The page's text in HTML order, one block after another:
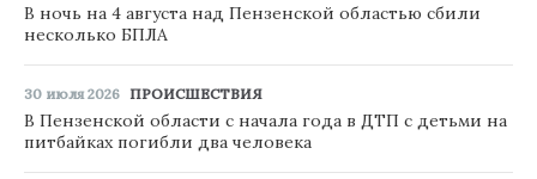
В ночь на 4 августа над Пензенской областью сбили
несколько БПЛА
30 июля 2026 ПРОИСШЕСТВИЯ
В Пензенской области с начала года в ДТП с детьми на
питбайках погибли два человека